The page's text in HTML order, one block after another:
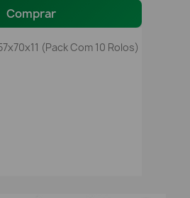
Comprar
Rolos De Papel 57x70x11 (pack Com 10 Rolos)